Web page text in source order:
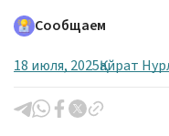
Сообщаем
18 июля, 2025Қайрат